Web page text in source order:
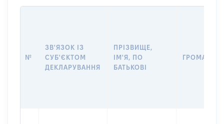
№
ЗВ'ЯЗОК ІЗ
СУБ'ЄКТОМ
ДЕКЛАРУВАННЯ
ПРІЗВИЩЕ,
ІМ'Я, ПО
БАТЬКОВІ